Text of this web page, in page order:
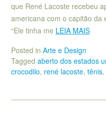
que René Lacoste recebeu
americana com o capitão da
“Ele tinha me LEIA MAIS
Posted in Arte e Design
Tagged aberto dos estados
crocodilo, rené lacoste, tênis,